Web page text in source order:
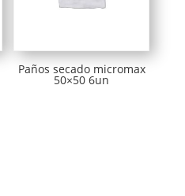
Paños secado micromax
50×50 6un